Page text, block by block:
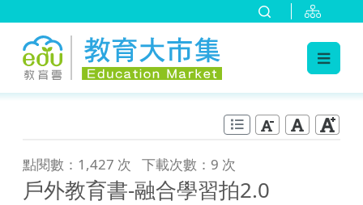
點閱數：1,427 次 下載次數：9 次
戶外教育書-融合學習拍2.0